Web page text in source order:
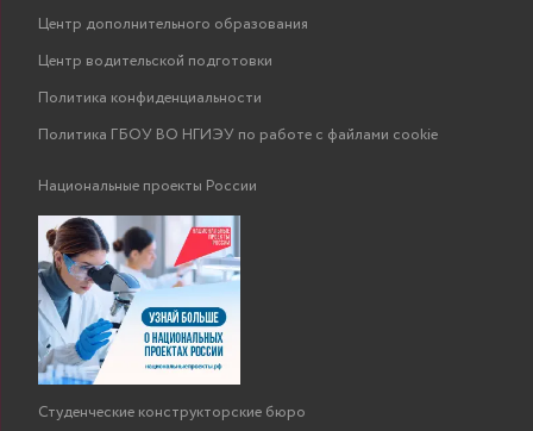
Центр дополнительного образования
Центр водительской подготовки
Политика конфиденциальности
Политика ГБОУ ВО НГИЭУ по работе с файлами cookie
Национальные проекты России
Студенческие конструкторские бюро